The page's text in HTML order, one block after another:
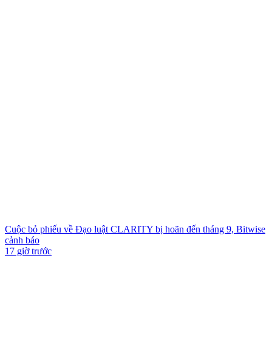
Cuộc bỏ phiếu về Đạo luật CLARITY bị hoãn đến tháng 9, Bitwise
cảnh báo
17 giờ trước